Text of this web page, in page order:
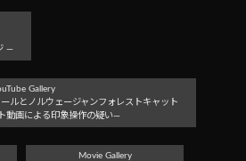
―
Gallery
ルとノルウェージャンフォレストキャット
動画による印象操作の疑い―
Movie Gallery